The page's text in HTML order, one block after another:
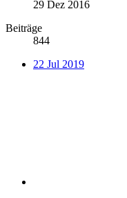
29 Dez 2016
Beiträge
844
22 Jul 2019